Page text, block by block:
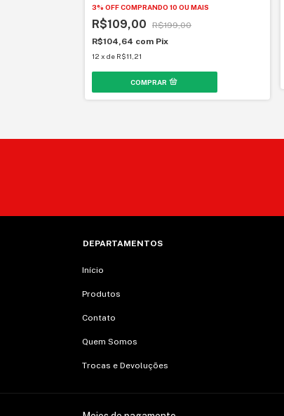
3% OFFCOMPRANDO 10 OU MAIS
R$109,00
R$199,00
R$104,64 com Pix
12 x de R$11,21
DEPARTAMENTOS
Início
Produtos
Contato
Quem Somos
Trocas e Devoluções